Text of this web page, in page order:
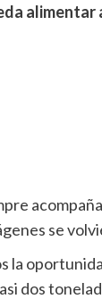
alimentar
se
la
dos